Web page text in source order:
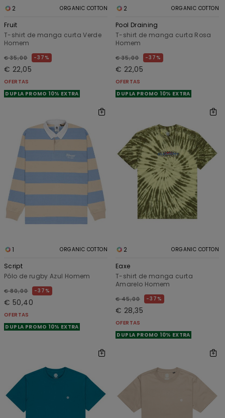
2 ORGANIC COTTON
Fruit
T-shirt de manga curta Verde
Homem
€ 35,00 37%
€ 22,05
OFERTAS
DUPLA PROMO 10% EXTRA
2 ORGANIC COTTON
Pool Draining
T-shirt de manga curta Rosa
Homem
€ 35,00 37%
€ 22,05
OFERTAS
DUPLA PROMO 10% EXTRA
1 ORGANIC COTTON
Script
Pólo de rugby Azul Homem
€ 80,00 37%
€ 50,40
OFERTAS
DUPLA PROMO 10% EXTRA
2 ORGANIC COTTON
Eaxe
T-shirt de manga curta
Amarelo Homem
€ 45,00 37%
€ 28,35
OFERTAS
DUPLA PROMO 10% EXTRA